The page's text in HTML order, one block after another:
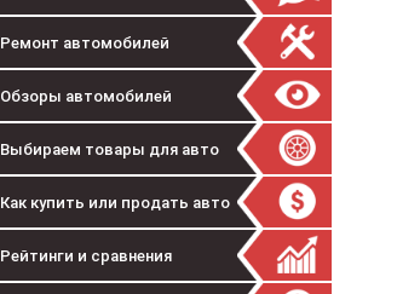
Ремонт автомобилей
Обзоры автомобилей
Выбираем товары для авто
Как купить или продать авто
Рейтинги и сравнения